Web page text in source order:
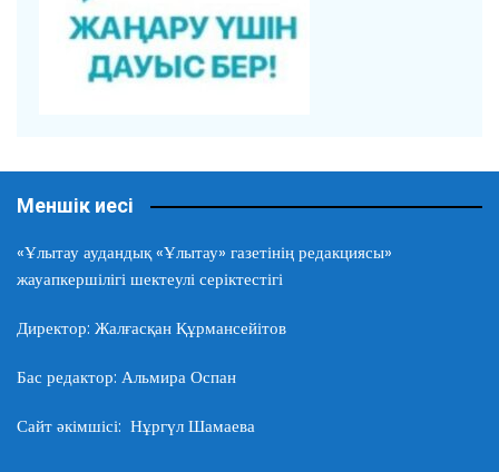
Меншік иесі
«Ұлытау аудандық «Ұлытау» газетінің редакциясы»
жауапкершілігі шектеулі серіктестігі
Директор: Жалғасқан Құрмансейітов
Бас редактор: Альмира Оспан
Сайт әкімшісі: Нұргүл Шамаева